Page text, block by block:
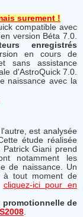
surement !
compatible avec
version Béta 7.0.
enregistrés
en cours de
sans assistance
d'AstroQuick 7.0.
naissance avec la
est analysée
étude réalisée
Giani prend
notamment les
de naissance. Un
à tout moment de
cliquez-ici pour en
promotionnelle de
.